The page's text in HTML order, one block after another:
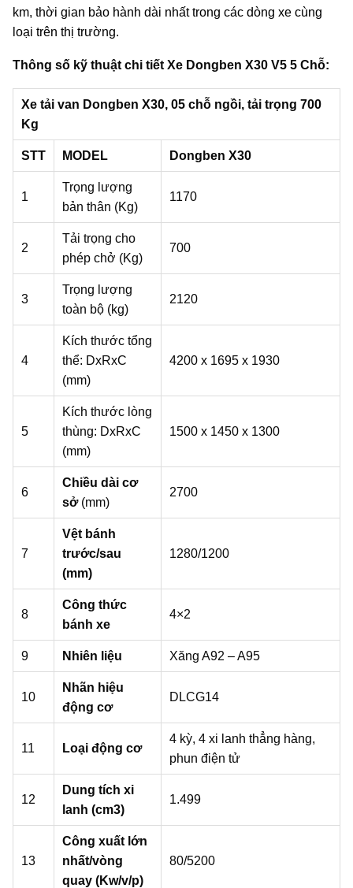
km, thời gian bảo hành dài nhất trong các dòng xe cùng
loại trên thị trường.
Thông số kỹ thuật chi tiết Xe Dongben X30 V5 5 Chỗ:
Xe tải van Dongben X30, 05 chỗ ngồi, tải trọng 700
Kg
STT MODEL Dongben X30
1
Trọng lượng
bản thân (Kg)
1170
2
Tải trọng cho
phép chở (Kg)
700
3
Trọng lượng
toàn bộ (kg)
2120
4
Kích thước tổng
thể: DxRxC
(mm)
4200 x 1695 x 1930
5
Kích thước lòng
thùng: DxRxC
(mm)
1500 x 1450 x 1300
6
Chiều dài cơ
sở (mm)
2700
7
Vệt bánh
trước/sau
(mm)
1280/1200
8
Công thức
bánh xe
4×2
9 Nhiên liệu Xăng A92 – A95
10
Nhãn hiệu
động cơ
DLCG14
11 Loại động cơ
4 kỳ, 4 xi lanh thẳng hàng,
phun điện tử
12
Dung tích xi
lanh (cm3)
1.499
13
Công xuất lớn
nhất/vòng
quay (Kw/v/p)
80/5200